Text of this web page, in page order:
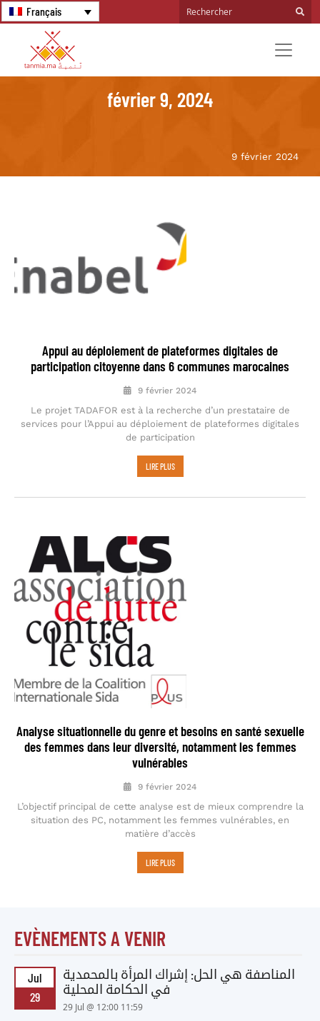
Français
février 9, 2024
9 février 2024
Appui au déploiement de plateformes digitales de
participation citoyenne dans 6 communes marocaines
9 février 2024
Le projet TADAFOR est à la recherche d’un prestataire de
services pour l’Appui au déploiement de plateformes digitales
de participation
LIRE PLUS
Analyse situationnelle du genre et besoins en santé sexuelle
des femmes dans leur diversité, notamment les femmes
vulnérables
9 février 2024
L’objectif principal de cette analyse est de mieux comprendre la
situation des PC, notamment les femmes vulnérables, en
matière d’accès
LIRE PLUS
EVÈNEMENTS A VENIR
Jul
29
المناصفة هي الحل: إشراك المرأة بالمحمدية
في الحكامة المحلية
29 Jul @ 12:00 11:59